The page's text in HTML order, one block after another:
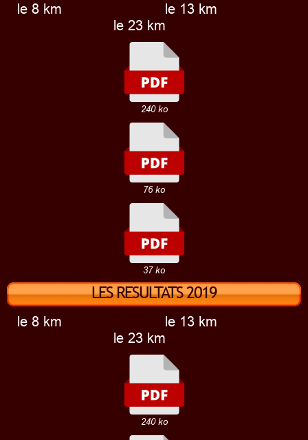
le 8 km le 13 km
le 23 km
240 ko
76 ko
37 ko
LES RESULTATS 2019
le 8 km le 13 km
le 23 km
240 ko